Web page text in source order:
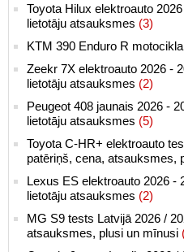
Toyota Hilux elektroauto
lietotāju atsauksmes (3)
KTM 390 Enduro R
Zeekr 7X elektroauto 2026 -
lietotāju atsauksmes (2)
Peugeot 408 jaunais 2026 -
lietotāju atsauksmes (5)
Toyota C-HR+ elektroauto
patēriņš, cena, atsauksmes,
Lexus ES elektroauto 2026 -
lietotāju atsauksmes (2)
MG S9 tests Latvijā 2026 /
atsauksmes, plusi un mīnusi